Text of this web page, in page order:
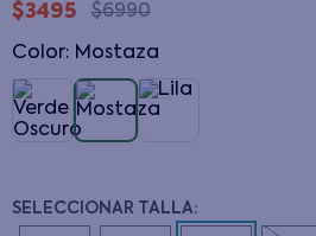
$3495 $6990
Color: mostaza